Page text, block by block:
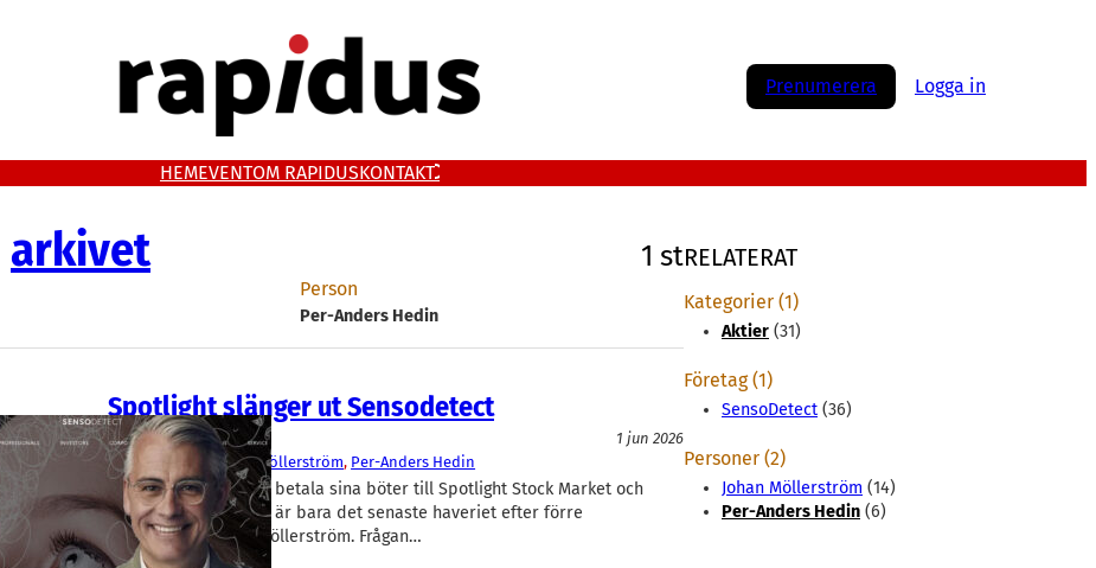
Prenumerera Logga in
HEMEVENTOM RAPIDUSKONTAKT
arkivet 1 st
Person
Per-Anders Hedin
Spotlight slänger ut Sensodetect
Aktier
1 jun 2026
SensoDetect
Johan Möllerström, Per-Anders Hedin
Sensodetect kan inte betala sina böter till Spotlight Stock Market och
aktien avnoteras. Det är bara det senaste haveriet efter förre
ordföranden Johan Möllerström. Frågan…
RELATERAT
Kategorier (1)
Aktier (31)
Företag (1)
SensoDetect (36)
Personer (2)
Johan Möllerström (14)
Per-Anders Hedin (6)